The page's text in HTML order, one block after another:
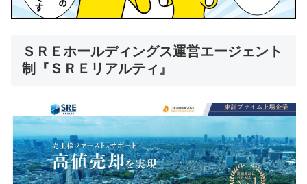
ＳＲＥホールディングス運営エージェント
制『ＳＲＥリアルティ』